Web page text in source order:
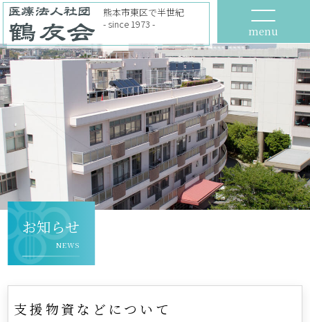
menu
熊本市東区で半世紀
- since 1973 -
お知らせ
NEWS
支援物資などについて